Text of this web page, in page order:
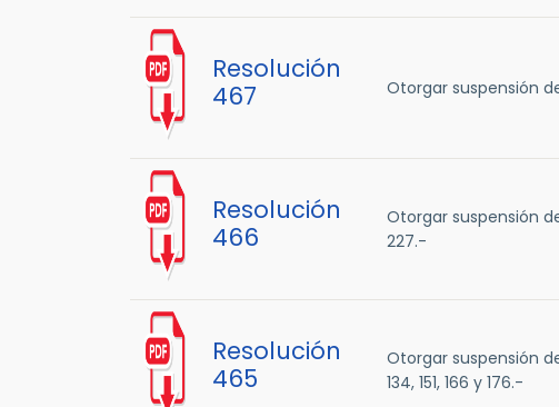
Resolución
467
Otorgar suspensión
Resolución
466
Otorgar suspensión
227.-
Resolución
465
Otorgar suspensión
134, 151, 166 y 176.-